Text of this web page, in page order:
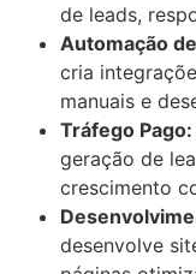
de leads,
Automação
cria
manuais e
Tráfego Pago:
geração de
crescimento
desenvolve